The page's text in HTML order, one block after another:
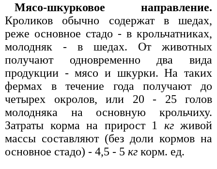
Мясо-шкурковое направление.
Кроликов обычно содержат в шедах,
реже основное стадо - в крольчатниках,
молодняк - в шедах. От животных
получают одновременно два вида
продукции - мясо и шкурки. На таких
фермах в течение года получают до
четырех окролов, или 20 - 25 голов
молодняка на основную крольчиху.
Затраты корма на прирост 1 кгживой
массы составляют (без доли кормов на
основное стадо) - 4,5 - 5 кг корм. ед.